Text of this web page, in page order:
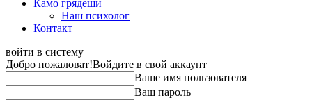
Камо грядеши
Наш психолог
Контакт
войти в систему
Добро пожаловат!Войдите в свой аккаунт
Ваше имя пользователя
Ваш пароль